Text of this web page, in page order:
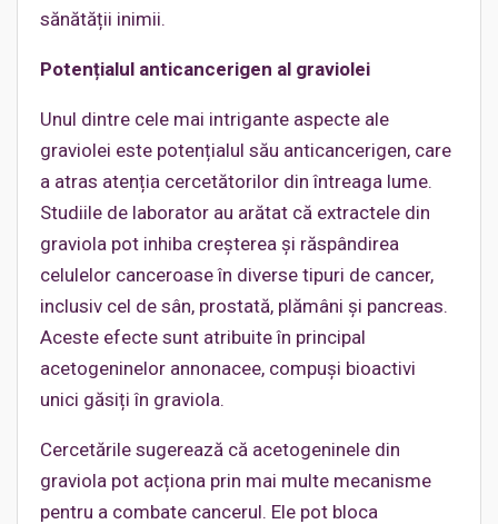
sănătății inimii.
Potențialul anticancerigen al graviolei
Unul dintre cele mai intrigante aspecte ale
graviolei este potențialul său anticancerigen, care
a atras atenția cercetătorilor din întreaga lume.
Studiile de laborator au arătat că extractele din
graviola pot inhiba creșterea și răspândirea
celulelor canceroase în diverse tipuri de cancer,
inclusiv cel de sân, prostată, plămâni și pancreas.
Aceste efecte sunt atribuite în principal
acetogeninelor annonacee, compuși bioactivi
unici găsiți în graviola.
Cercetările sugerează că acetogeninele din
graviola pot acționa prin mai multe mecanisme
pentru a combate cancerul. Ele pot bloca